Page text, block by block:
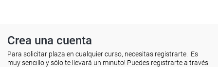
Crea una cuenta
Para solicitar plaza en cualquier curso, necesitas registrarte. ¡Es
muy sencillo y sólo te llevará un minuto! Puedes registrarte a través